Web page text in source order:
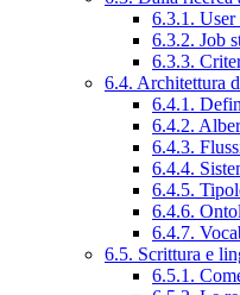
6.3.1. User
6.3.2. Job
6.3.3.
6.4. Architettura
6.4.1.
6.4.2.
6.4.3.
6.4.4.
6.4.5.
6.4.6.
6.4.7.
6.5. Scrittura e
6.5.1.